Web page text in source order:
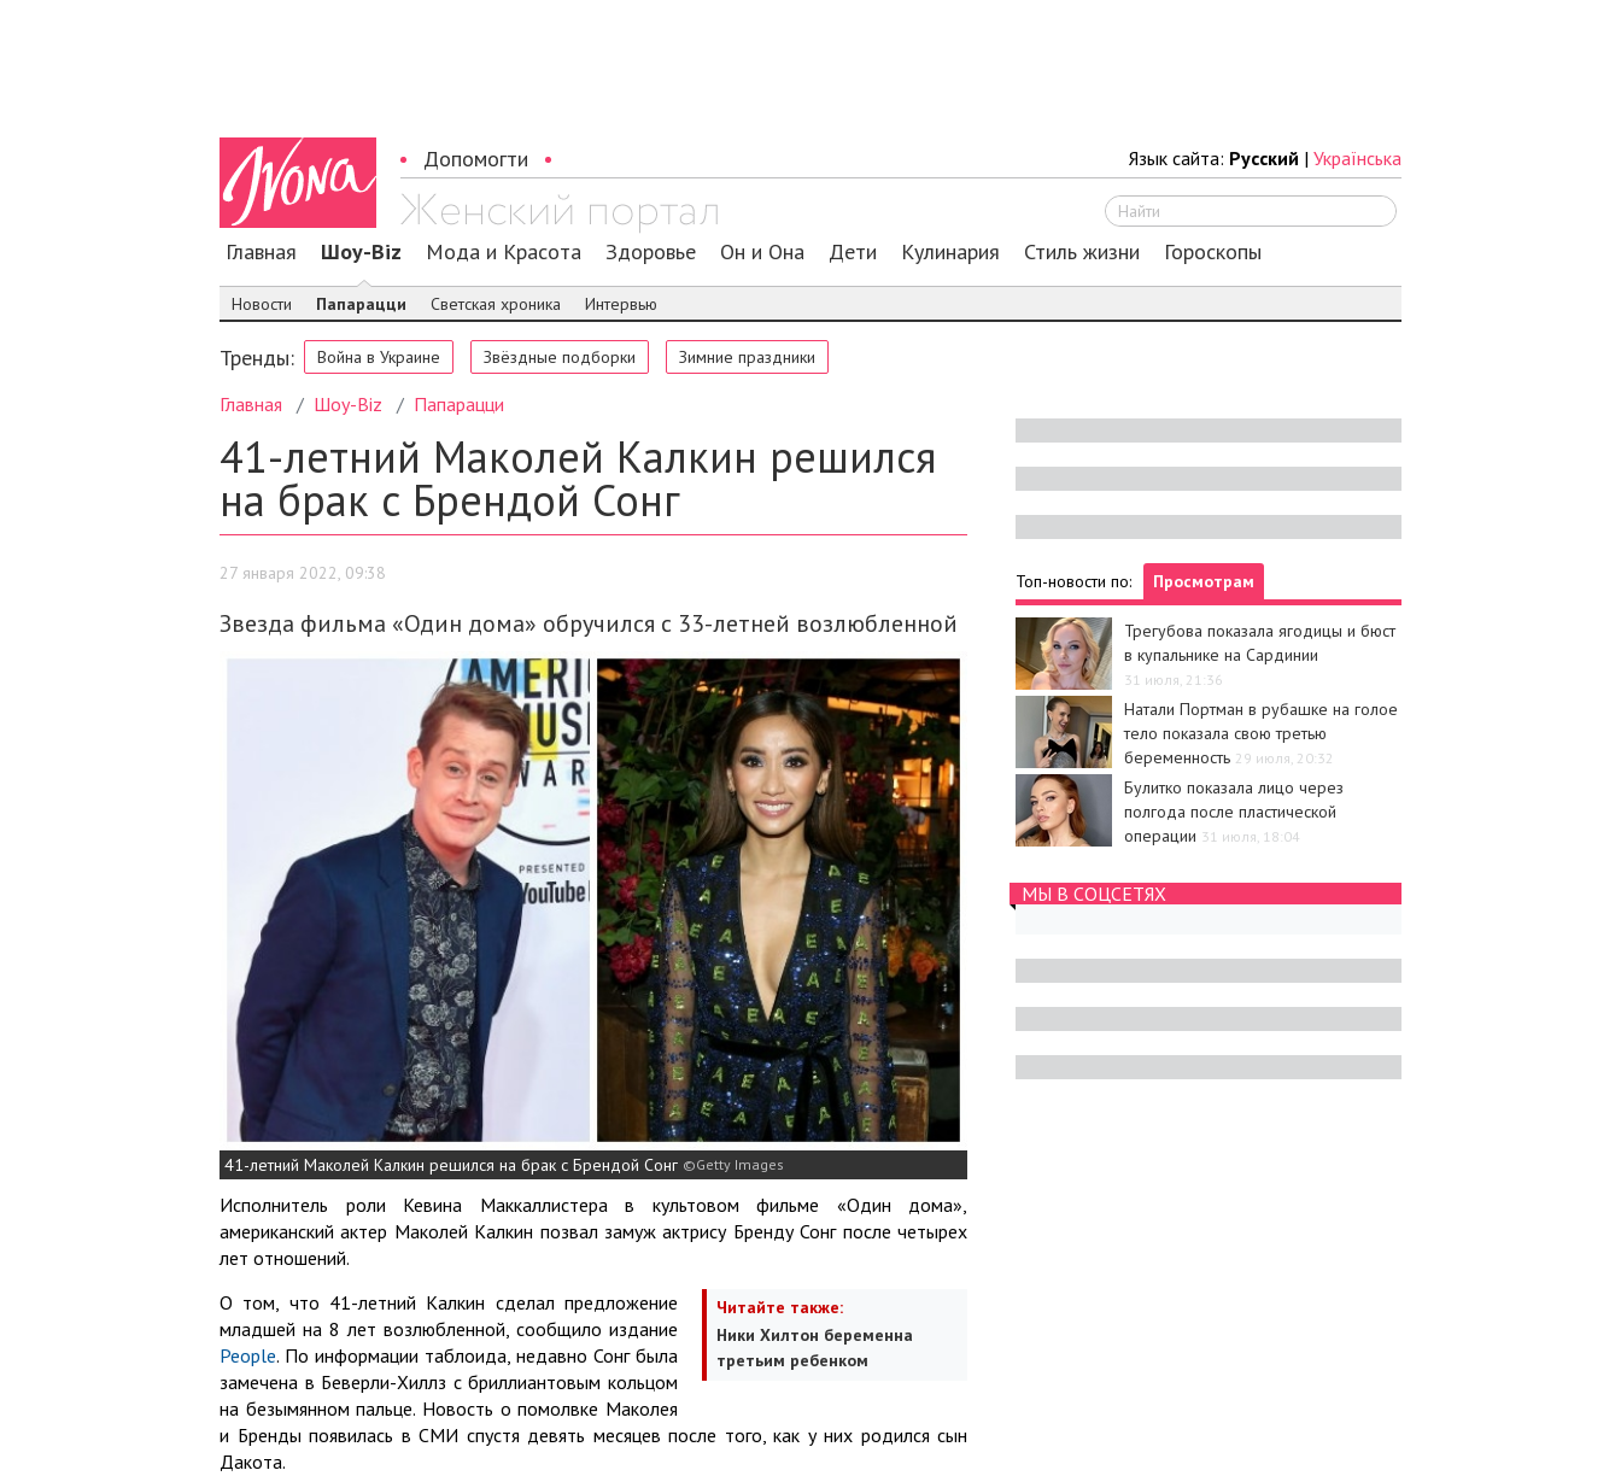
Допомогти Язык сайта: Русский | Українська
Главная Шоу-Biz Мода и Красота Здоровье Он и Она Дети Кулинария Стиль жизни Гороскопы
Новости Папарацци Светская хроника Интервью
Тренды: Война в Украине Звёздные подборки Зимние праздники
Главная Шоу-Biz Папарацци
41-летний Маколей Калкин решился
на брак с Брендой Сонг
27 января 2022, 09:38
Звезда фильма «Один дома» обручился с 33-летней возлюбленной
41-летний Маколей Калкин решился на брак с Брендой Сонг Getty Images
Исполнитель роли Кевина Маккаллистера в культовом фильме «Один дома»,
американский актер Маколей Калкин позвал замуж актрису Бренду Сонг после четырех
лет отношений.
Читайте также:
Ники Хилтон беременна
третьим ребенком
О том, что 41-летний Калкин сделал предложение
младшей на 8 лет возлюбленной, сообщило издание
People. По информации таблоида, недавно Сонг была
замечена в Беверли-Хиллз с бриллиантовым кольцом
на безымянном пальце. Новость о помолвке Маколея
и Бренды появилась в СМИ спустя девять месяцев после того, как у них родился сын
Дакота.
Топ-новости по: Просмотрам
Трегубова показала ягодицы и бюст
в купальнике на Сардинии
31 июля, 21:36
Натали Портман в рубашке на голое
тело показала свою третью
беременность 29 июля, 20:32
Булитко показала лицо через
полгода после пластической
операции 31 июля, 18:04
МЫ В СОЦСЕТЯХ